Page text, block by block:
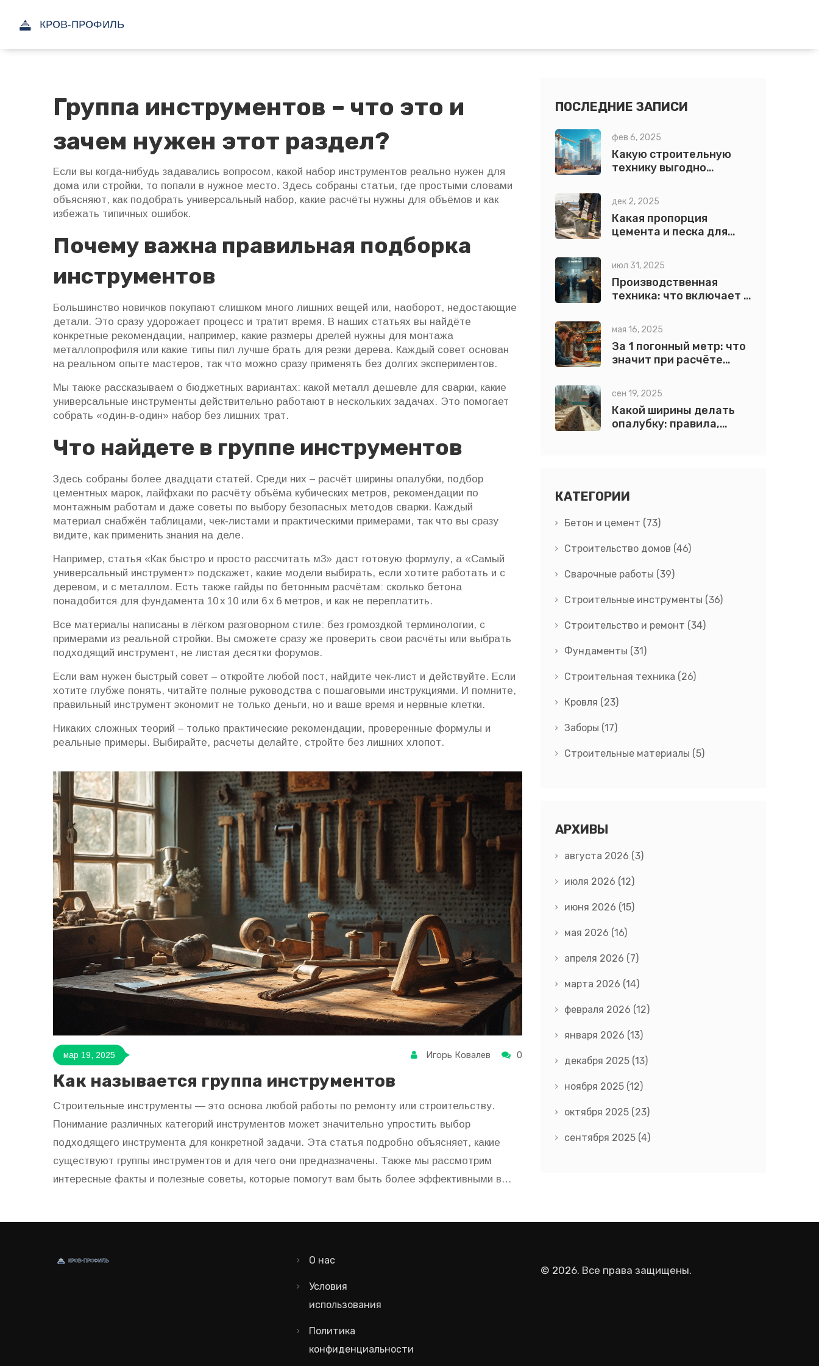
Группа инструментов – что это и
зачем нужен этот раздел?
Если вы когда‑нибудь задавались вопросом, какой набор инструментов реально нужен для
дома или стройки, то попали в нужное место. Здесь собраны статьи, где простыми словами
объясняют, как подобрать универсальный набор, какие расчёты нужны для объёмов и как
избежать типичных ошибок.
Почему важна правильная подборка
инструментов
Большинство новичков покупают слишком много лишних вещей или, наоборот, недостающие
детали. Это сразу удорожает процесс и тратит время. В наших статьях вы найдёте
конкретные рекомендации, например, какие размеры дрелей нужны для монтажа
металлопрофиля или какие типы пил лучше брать для резки дерева. Каждый совет основан
на реальном опыте мастеров, так что можно сразу применять без долгих экспериментов.
Мы также рассказываем о бюджетных вариантах: какой металл дешевле для сварки, какие
универсальные инструменты действительно работают в нескольких задачах. Это помогает
собрать «один‑в‑один» набор без лишних трат.
Что найдете в группе инструментов
Здесь собраны более двадцати статей. Среди них – расчёт ширины опалубки, подбор
цементных марок, лайфхаки по расчёту объёма кубических метров, рекомендации по
монтажным работам и даже советы по выбору безопасных методов сварки. Каждый
материал снабжён таблицами, чек‑листами и практическими примерами, так что вы сразу
видите, как применить знания на деле.
Например, статья «Как быстро и просто рассчитать м3» даст готовую формулу, а «Самый
универсальный инструмент» подскажет, какие модели выбирать, если хотите работать и с
деревом, и с металлом. Есть также гайды по бетонным расчётам: сколько бетона
понадобится для фундамента 10 х 10 или 6 х 6 метров, и как не переплатить.
Все материалы написаны в лёгком разговорном стиле: без громоздкой терминологии, с
примерами из реальной стройки. Вы сможете сразу же проверить свои расчёты или выбрать
подходящий инструмент, не листая десятки форумов.
Если вам нужен быстрый совет – откройте любой пост, найдите чек‑лист и действуйте. Если
хотите глубже понять, читайте полные руководства с пошаговыми инструкциями. И помните,
правильный инструмент экономит не только деньги, но и ваше время и нервные клетки.
Никаких сложных теорий – только практические рекомендации, проверенные формулы и
реальные примеры. Выбирайте, расчеты делайте, стройте без лишних хлопот.
мар 19, 2025 Игорь Ковалев 0
Как называется группа инструментов
Строительные инструменты — это основа любой работы по ремонту или строительству.
Понимание различных категорий инструментов может значительно упростить выбор
подходящего инструмента для конкретной задачи. Эта статья подробно объясняет, какие
существуют группы инструментов и для чего они предназначены. Также мы рассмотрим
интересные факты и полезные советы, которые помогут вам быть более эффективными в
ПОСЛЕДНИЕ ЗАПИСИ
фев 6, 2025
Какую строительную
технику выгодно
дек 2, 2025
Какая пропорция
цемента и песка для
соотношения для
разных задач
июл 31, 2025
Производственная
техника: что включает и
оптимальное
оборудование
мая 16, 2025
За 1 погонный метр: что
значит при расчёте
сен 19, 2025
Какой ширины делать
опалубку: правила,
КАТЕГОРИИ
Бетон и цемент (73)
Строительство домов (46)
Сварочные работы (39)
Строительные инструменты (36)
Строительство и ремонт (34)
Фундаменты (31)
Строительная техника (26)
Кровля (23)
Заборы (17)
Строительные материалы (5)
АРХИВЫ
августа 2026 (3)
июля 2026 (12)
июня 2026 (15)
мая 2026 (16)
апреля 2026 (7)
марта 2026 (14)
февраля 2026 (12)
января 2026 (13)
декабря 2025 (13)
ноября 2025 (12)
октября 2025 (23)
сентября 2025 (4)
О нас
Условия
использования
Политика
конфиденциальности
© 2026. Все права защищены.